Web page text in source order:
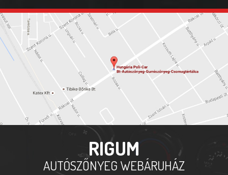
RIGUM
AUTÓSZŐNYEG WEBÁRUHÁZ